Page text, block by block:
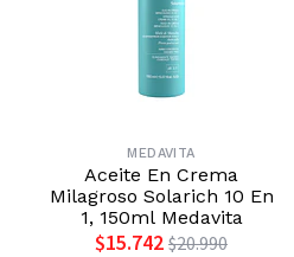
MEDAVITA
Aceite En Crema
Milagroso Solarich 10 En
1, 150ml Medavita
$15.742 $20.990